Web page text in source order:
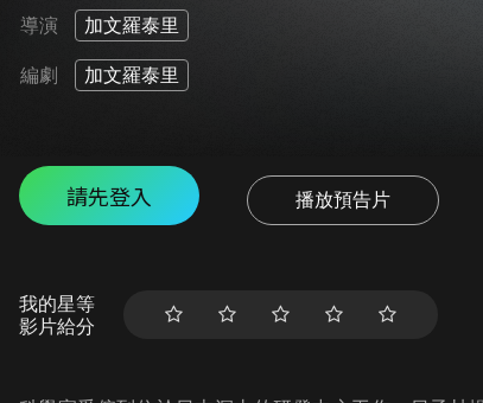
導演 加文羅泰里
編劇 加文羅泰里
請先登入 播放預告片
我的星等
影片給分